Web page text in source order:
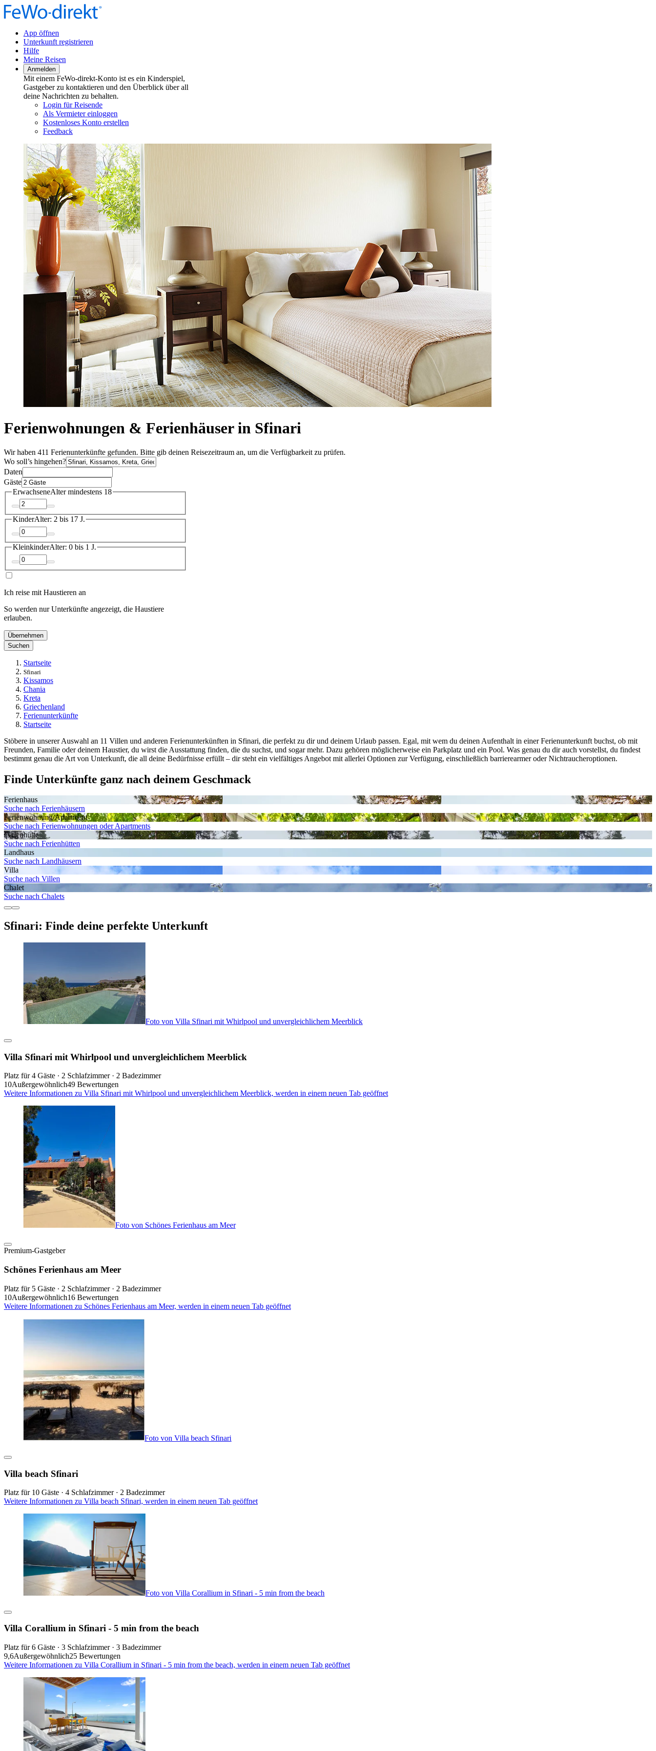
App öffnen
Unterkunft registrieren
Hilfe
Meine Reisen
Anmelden
Mit einem FeWo-direkt-Konto ist es ein Kinderspiel,
Gastgeber zu kontaktieren und den Überblick über all
deine Nachrichten zu behalten.
Login für Reisende
Als Vermieter einloggen
Kostenloses Konto erstellen
Feedback
Ferienwohnungen & Ferienhäuser in Sfinari
Wir haben 411 Ferienunterkünfte gefunden. Bitte gib deinen Reisezeitraum an, um die Verfügbarkeit zu prüfen.
Wo soll’s hingehen?
Daten
Gäste
ErwachseneAlter mindestens 18
KinderAlter: 2 bis 17 J.
KleinkinderAlter: 0 bis 1 J.
Ich reise mit Haustieren an
So werden nur Unterkünfte angezeigt, die Haustiere
erlauben.
Übernehmen
Suchen
Startseite
Sfinari
Kissamos
Chania
Kreta
Griechenland
Ferienunterkünfte
Startseite
Stöbere in unserer Auswahl an 11 Villen und anderen Ferienunterkünften in Sfinari, die perfekt zu dir und deinem Urlaub passen. Egal, mit wem du deinen Aufenthalt in einer Ferienunterkunft buchst, ob mit
Freunden, Familie oder deinem Haustier, du wirst die Ausstattung finden, die du suchst, und sogar mehr. Dazu gehören möglicherweise ein Parkplatz und ein Pool. Was genau du dir auch vorstellst, du findest
bestimmt genau die Art von Unterkunft, die all deine Bedürfnisse erfüllt – dir steht ein vielfältiges Angebot mit allerlei Optionen zur Verfügung, einschließlich barrierearmer oder Nichtraucheroptionen.
Finde Unterkünfte ganz nach deinem Geschmack
Ferienhaus
Suche nach Ferienhäusern
Ferienwohnung/Apartment
Suche nach Ferienwohnungen oder Apartments
Ferienhütte
Suche nach Ferienhütten
Landhaus
Suche nach Landhäusern
Villa
Suche nach Villen
Chalet
Suche nach Chalets
Sfinari: Finde deine perfekte Unterkunft
Foto von Villa Sfinari mit Whirlpool und unvergleichlichem Meerblick
Villa Sfinari mit Whirlpool und unvergleichlichem Meerblick
Platz für 4 Gäste · 2 Schlafzimmer · 2 Badezimmer
10Außergewöhnlich49 Bewertungen
Weitere Informationen zu Villa Sfinari mit Whirlpool und unvergleichlichem Meerblick, werden in einem neuen Tab geöffnet
Foto von Schönes Ferienhaus am Meer
Premium-Gastgeber
Schönes Ferienhaus am Meer
Platz für 5 Gäste · 2 Schlafzimmer · 2 Badezimmer
10Außergewöhnlich16 Bewertungen
Weitere Informationen zu Schönes Ferienhaus am Meer, werden in einem neuen Tab geöffnet
Foto von Villa beach Sfinari
Villa beach Sfinari
Platz für 10 Gäste · 4 Schlafzimmer · 2 Badezimmer
Weitere Informationen zu Villa beach Sfinari, werden in einem neuen Tab geöffnet
Foto von Villa Corallium in Sfinari - 5 min from the beach
Villa Corallium in Sfinari - 5 min from the beach
Platz für 6 Gäste · 3 Schlafzimmer · 3 Badezimmer
9,6Außergewöhnlich25 Bewertungen
Weitere Informationen zu Villa Corallium in Sfinari - 5 min from the beach, werden in einem neuen Tab geöffnet